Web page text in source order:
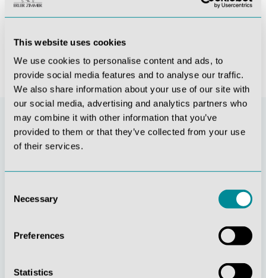
This website uses cookies
We use cookies to personalise content and ads, to
provide social media features and to analyse our traffic.
We also share information about your use of our site with
our social media, advertising and analytics partners who
may combine it with other information that you’ve
provided to them or that they’ve collected from your use
of their services.
Selection
Necessary
Preferences
Statistics
Stetige
Verantwortung